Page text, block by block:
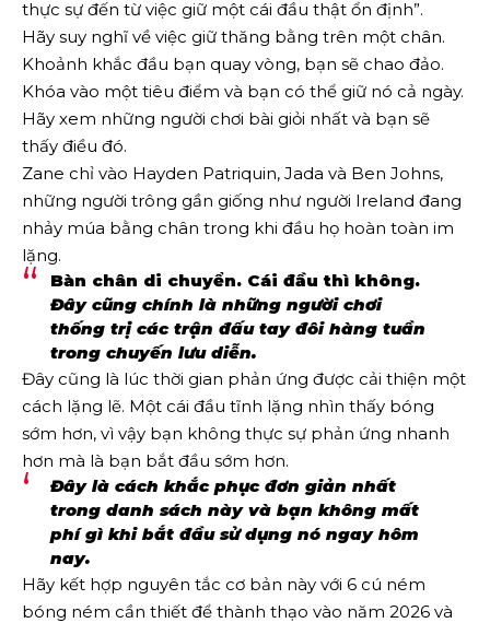
thực sự đến từ việc giữ một cái đầu thật ổn định”.
Hãy suy nghĩ về việc giữ thăng bằng trên một chân.
Khoảnh khắc đầu bạn quay vòng, bạn sẽ chao đảo.
Khóa vào một tiêu điểm và bạn có thể giữ nó cả ngày.
Hãy xem những người chơi bài giỏi nhất và bạn sẽ
thấy điều đó.
Zane chỉ vào Hayden Patriquin, Jada và Ben Johns,
những người trông gần giống như người Ireland đang
nhảy múa bằng chân trong khi đầu họ hoàn toàn im
lặng.
Bàn chân di chuyển. Cái đầu thì không.
Đây cũng chính là những người chơi
thống trị các trận đấu tay đôi hàng tuần
trong chuyến lưu diễn.
Đây cũng là lúc thời gian phản ứng được cải thiện một
cách lặng lẽ. Một cái đầu tĩnh lặng nhìn thấy bóng
sớm hơn, vì vậy bạn không thực sự phản ứng nhanh
hơn mà là bạn bắt đầu sớm hơn.
Đây là cách khắc phục đơn giản nhất
trong danh sách này và bạn không mất
phí gì khi bắt đầu sử dụng nó ngay hôm
nay.
Hãy kết hợp nguyên tắc cơ bản này với 6 cú ném
bóng ném cần thiết để thành thạo vào năm 2026 và